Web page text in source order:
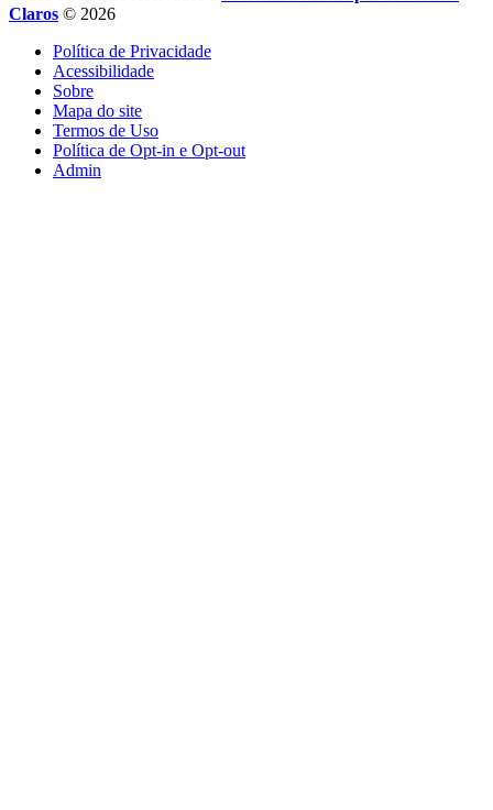
Claros © 2026
Política de Privacidade
Acessibilidade
Sobre
Mapa do site
Termos de Uso
Política de Opt-in e Opt-out
Admin